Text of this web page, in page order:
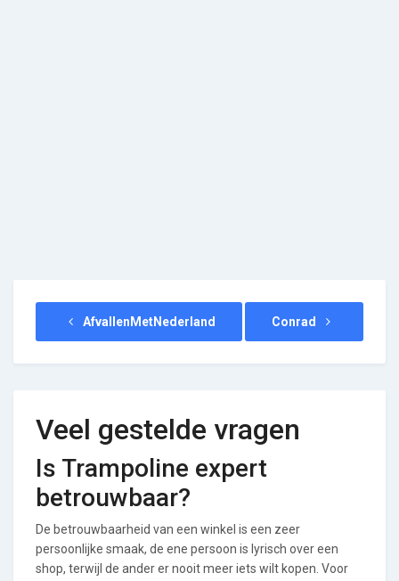
AfvallenMetNederland Conrad
Veel gestelde vragen
Is Trampoline expert
betrouwbaar?
De betrouwbaarheid van een winkel is een zeer
persoonlijke smaak, de ene persoon is lyrisch over een
shop, terwijl de ander er nooit meer iets wilt kopen. Voor